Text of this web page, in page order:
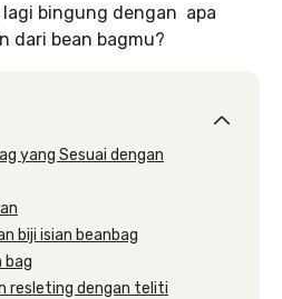
lagi bingung dengan apa
dari bean bagmu?
yang Sesuai dengan
biji isian beanbag
bag
resleting dengan teliti